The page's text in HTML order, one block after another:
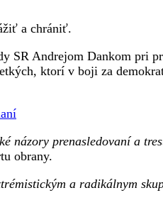
a chrániť.
SR Andrejom Dankom pri
ktorí v boji za
prenasledovaní a
obrany.
a radikálnym